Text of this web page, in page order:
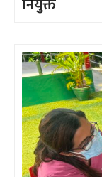
नियुक्त